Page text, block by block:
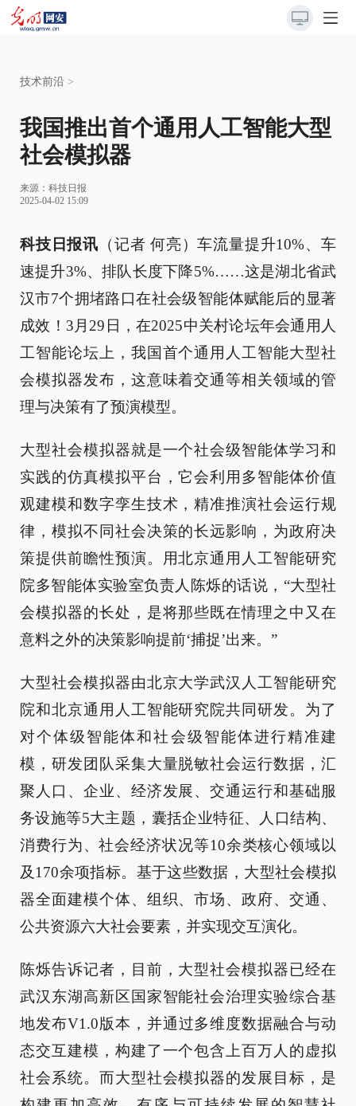
技术前沿 >
我国推出首个通用人工智能大型
社会模拟器
来源： 科技日报
2025-04-02 15:09
科技日报讯 （记者 何亮）车流量提升10%、车
速提升3%、排队长度下降5%……这是湖北省武
汉市7个拥堵路口在社会级智能体赋能后的显著
成效！3月29日，在2025中关村论坛年会通用人
工智能论坛上，我国首个通用人工智能大型社
会模拟器发布，这意味着交通等相关领域的管
理与决策有了预演模型。
大型社会模拟器就是一个社会级智能体学习和
实践的仿真模拟平台，它会利用多智能体价值
观建模和数字孪生技术，精准推演社会运行规
律，模拟不同社会决策的长远影响，为政府决
策提供前瞻性预演。用北京通用人工智能研究
院多智能体实验室负责人陈烁的话说，“大型社
会模拟器的长处，是将那些既在情理之中又在
意料之外的决策影响提前‘捕捉’出来。”
大型社会模拟器由北京大学武汉人工智能研究
院和北京通用人工智能研究院共同研发。为了
对个体级智能体和社会级智能体进行精准建
模，研发团队采集大量脱敏社会运行数据，汇
聚人口、企业、经济发展、交通运行和基础服
务设施等5大主题，囊括企业特征、人口结构、
消费行为、社会经济状况等10余类核心领域以
及170余项指标。基于这些数据，大型社会模拟
器全面建模个体、组织、市场、政府、交通、
公共资源六大社会要素，并实现交互演化。
陈烁告诉记者，目前，大型社会模拟器已经在
武汉东湖高新区国家智能社会治理实验综合基
地发布V1.0版本，并通过多维度数据融合与动
态交互建模，构建了一个包含上百万人的虚拟
社会系统。而大型社会模拟器的发展目标，是